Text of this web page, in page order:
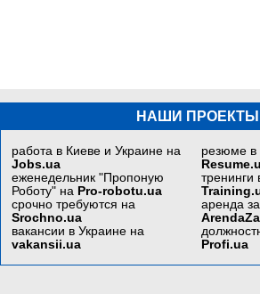
НАШИ
работа в Киеве и Украине на
Jobs.ua
еженедельник "Пропоную
Роботу" на Pro-robotu.ua
срочно требуются на
Srochno.ua
вакансии в Украине на
vakansii.ua
резюме в
тренинги
аренда
Profi.ua